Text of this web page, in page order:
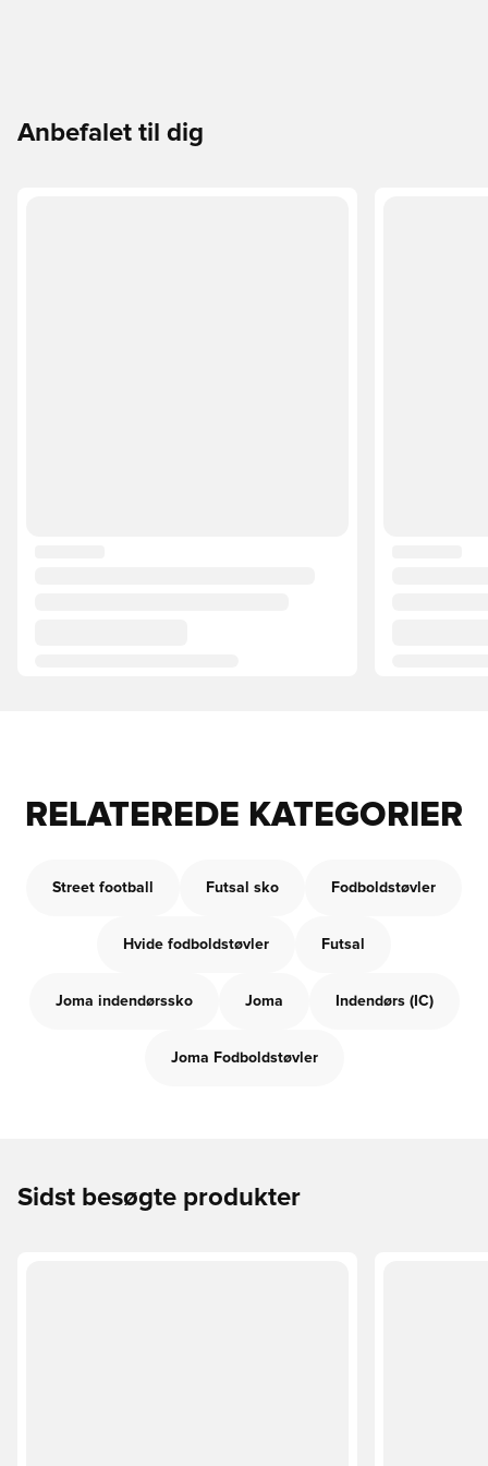
Anbefalet til dig
RELATEREDE KATEGORIER
Street football Futsal sko Fodboldstøvler
Hvide fodboldstøvler Futsal
Joma indendørssko Joma Indendørs (IC)
Joma Fodboldstøvler
Sidst besøgte produkter